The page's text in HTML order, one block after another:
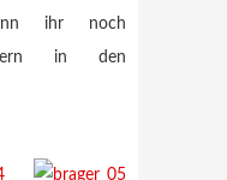
ihr noch
in den